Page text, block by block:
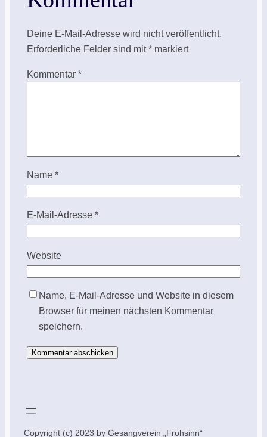
Deine E-Mail-Adresse wird nicht veröffentlicht.
Erforderliche Felder sind mit*markiert
Kommentar *
Name *
E-Mail-Adresse *
Website
Name, E-Mail-Adresse und Website in diesem
Browser für meinen nächsten Kommentar
speichern.
Copyright (c) 2023 by Gesangverein „Frohsinn“